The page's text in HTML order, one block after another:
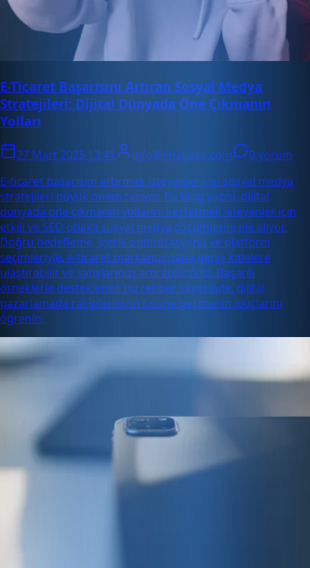
E-Ticaret Başarısını Artıran Sosyal Medya
Stratejileri: Dijital Dünyada Öne Çıkmanın
Yolları
27 Mart 2025 13:41 info@enabase.com
0 yorum
E-ticaret başarısını artırmak isteyenler için sosyal medya
stratejileri büyük önem taşıyor. Bu blog yazısı, dijital
dünyada öne çıkmanın yollarını keşfetmek isteyenler için
etkili ve SEO odaklı sosyal medya çözümlerini ele alıyor.
Doğru hedefleme, içerik optimizasyonu ve platform
seçimleriyle, e-ticaret markanızı daha geniş kitlelere
ulaştırabilir ve satışlarınızı artırabilirsiniz. Başarılı
örneklerle desteklenen bu rehber sayesinde, dijital
pazarlamada rakiplerinizin önüne geçmenin ipuçlarını
öğrenin.